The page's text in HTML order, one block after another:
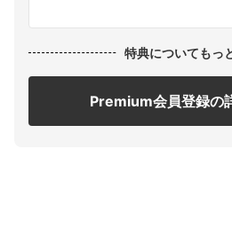
特典についてもっ
Premium会員登録の